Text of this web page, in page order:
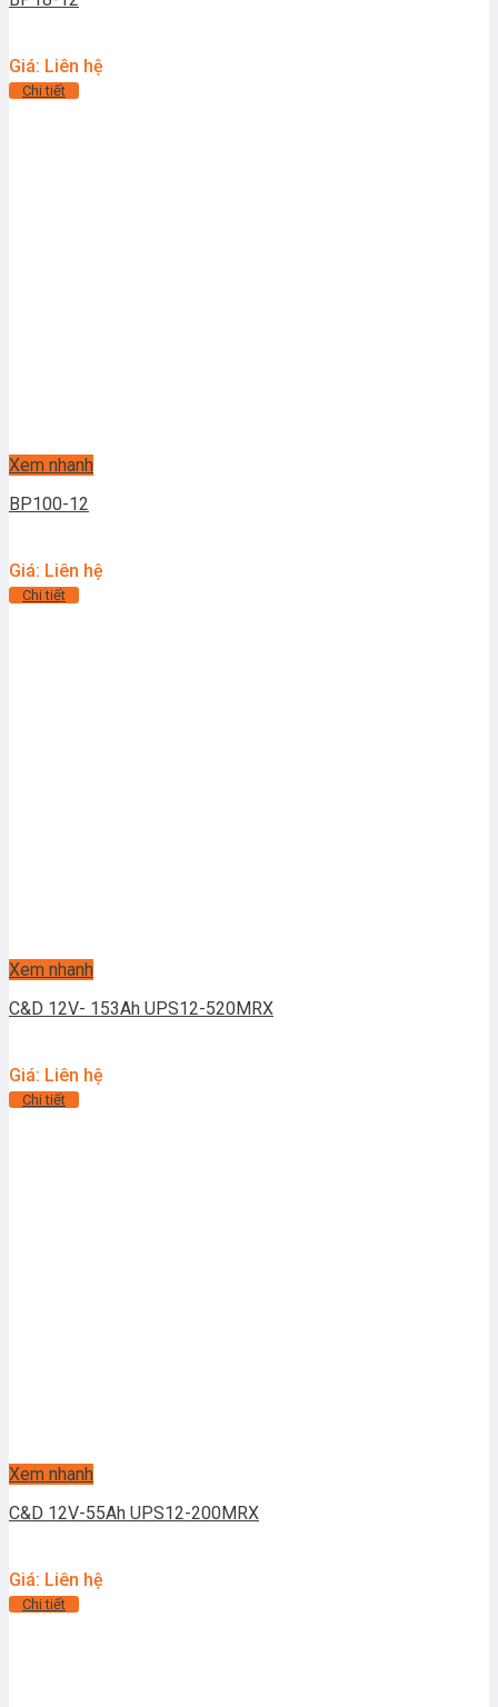
Giá: Liên hệ
Chi tiết
Xem nhanh
BP100-12
Giá: Liên hệ
Chi tiết
Xem nhanh
C&D 12V- 153Ah UPS12-520MRX
Giá: Liên hệ
Chi tiết
Xem nhanh
C&D 12V-55Ah UPS12-200MRX
Giá: Liên hệ
Chi tiết